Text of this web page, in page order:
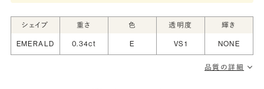
シェイプ 重さ 色 透明度 輝き
EMERALD 0.34ct E VS1 NONE
品質の詳細